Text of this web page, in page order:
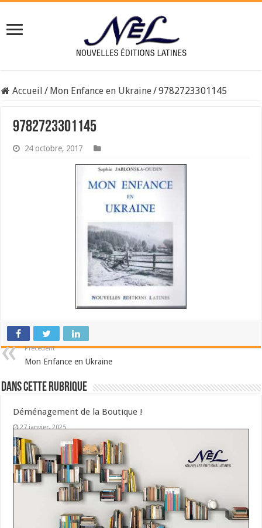
Accueil / Mon Enfance en Ukraine/9782723301145
9782723301145
24 octobre, 2017
Précédent
Mon Enfance en Ukraine
Dans cette Rubrique
Déménagement de la Boutique !
27 janvier, 2025